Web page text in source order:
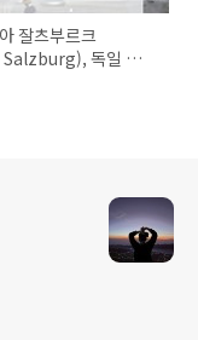
잘츠부르크
독일 뮌